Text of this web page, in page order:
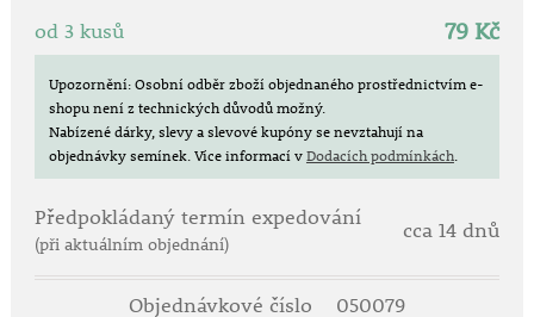
od 3 kusů 79 Kč
Upozornění: Osobní odběr zboží objednaného prostřednictvím e-
shopu není z technických důvodů možný.
Nabízené dárky, slevy a slevové kupóny se nevztahují na
objednávky semínek.Více informací vDodacích podmínkách.
Předpokládaný termín expedování
(při aktuálním objednání)
cca 14 dnů
Objednávkové číslo 050079